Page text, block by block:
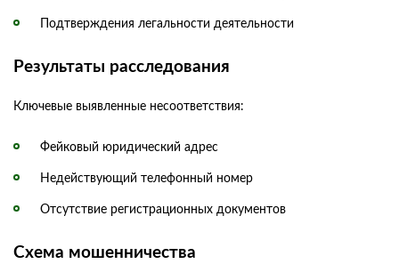
Подтверждения легальности деятельности
Результаты расследования
Ключевые выявленные несоответствия:
Фейковый юридический адрес
Недействующий телефонный номер
Отсутствие регистрационных документов
Схема мошенничества